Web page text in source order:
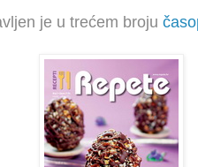
je u trećem broju